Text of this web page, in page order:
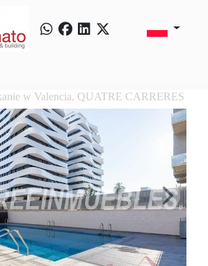
w Valencia, QUATRE CARRERES